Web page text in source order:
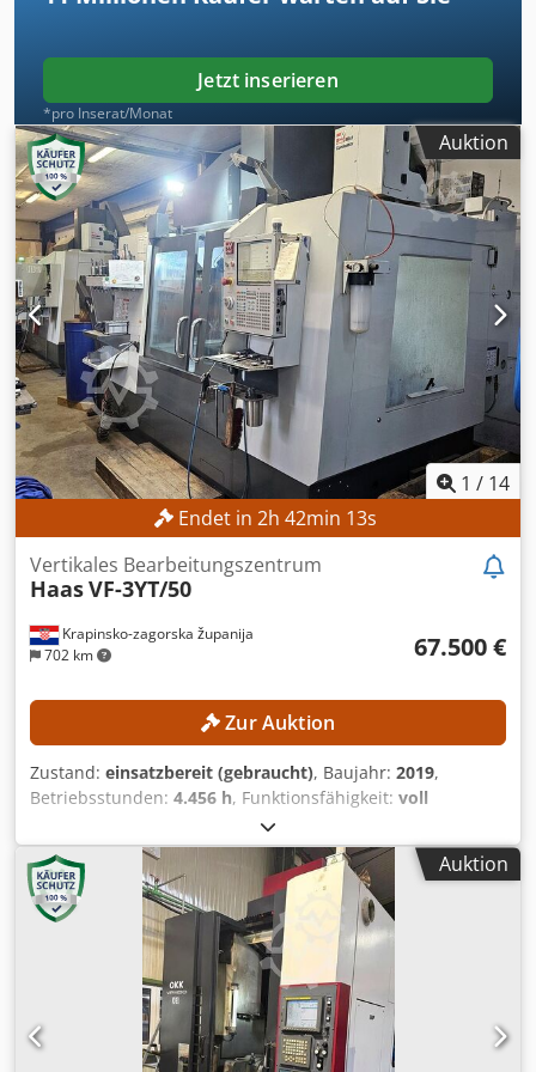
Kühlmittelzufuhr Renishaw intuitives drahtloses
Messtastsystem Nebelkondensator Chipförderer ca. 15
Werkzeughalter
Jetzt inserieren
*pro Inserat/Monat
Auktion
1 / 14
Endet in 2h 42min 11s
Krapinsko-zagorska županija
702 km
Vertikales Bearbeitungszentrum
HaasVF-3YT/50
67.500 €
Zur Auktion
Zustand: einsatzbereit (gebraucht), Baujahr: 2019,
Betriebsstunden: 4.456 h, Funktionsfähigkeit: voll
, Maschinen-/Fahrzeugnummer:
Verfahrweg X-Achse:1.016 mm, Verfahrweg Y-Achse:660
mm, Verfahrweg Z-Achse: 635 mm, Werkstückgewicht
(max.):
1.814 kg, Spindeldrehzahl (max.):10.000 U/min
Kein Mindestpreis - garantierter Verkauf zum höchsten
Gebot! TECHNISCHE DETAILS Verfahrweg X-Achse: 1.016
mm Verfahrweg Y-Achse: 660 mm Verfahrweg Z-Achse: 635
mm Spindeldrehzahl: 10.000 U/min Eilgang X-Achse:
18.000 mm/min Eilgang Y-Achse: 18.000 mm/min Eilgang Z-
Achse: 18.000 mm/min Vorschublänge X-Achse: 1.016 mm
Auktion